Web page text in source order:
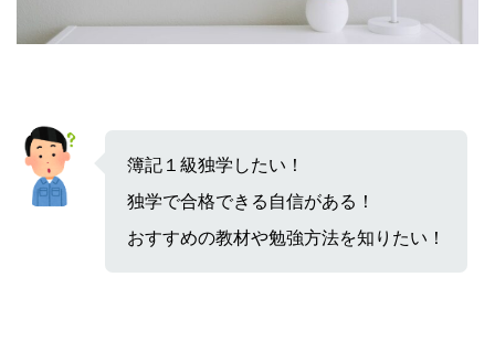
簿記１級独学したい！
独学で合格できる自信がある！
おすすめの教材や勉強方法を知りたい！